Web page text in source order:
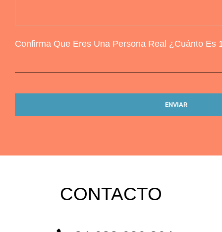
Confirma Que Eres Una Persona Real ¿Cuánto Es
CONTACTO